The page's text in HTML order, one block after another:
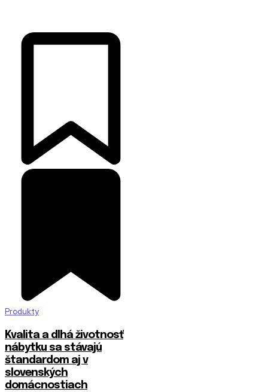
Produkty
​Kvalita a dlhá životnosť
nábytku sa stávajú
štandardom aj v
slovenských
domácnostiach